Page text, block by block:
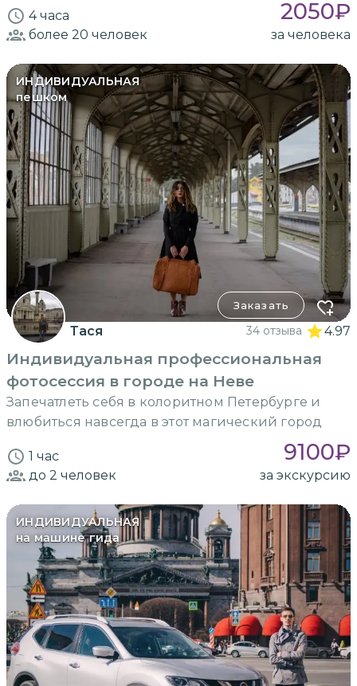
4 часа 2050₽
более 20 человек за человека
ИНДИВИДУАЛЬНАЯ
пешком
Заказать
Тася 34 отзыва 4.97
Индивидуальная профессиональная
фотосессия в городе на Неве
Запечатлеть себя в колоритном Петербурге и
влюбиться навсегда в этот магический город
1 час 9100₽
до 2 человек за экскурсию
ИНДИВИДУАЛЬНАЯ
на машине гида